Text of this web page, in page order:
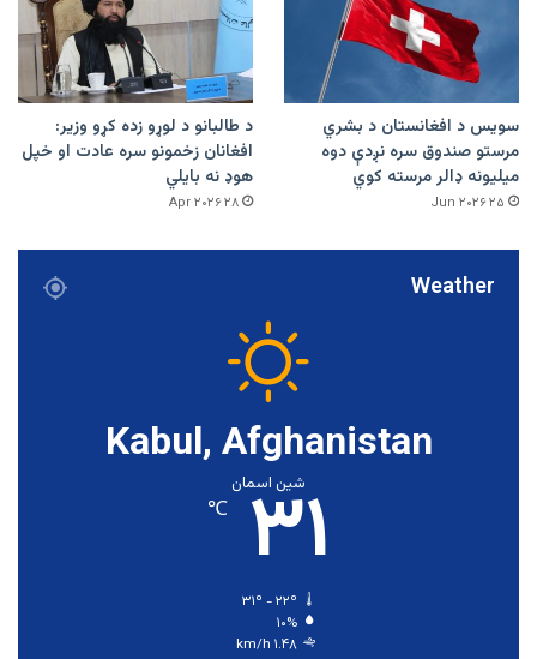
سویس د افغانستان د بشري
مرستو صندوق سره نږدې دوه
میلیونه ډالر مرسته کوي
۲۵ Jun ۲۰۲۶
د طالبانو د لوړو زده کړو وزیر:
افغانان زخمونو سره عادت او خپل
هوډ نه بایلي
۲۸ Apr ۲۰۲۶
Weather
Kabul, Afghanistan
شین اسمان
۳۱ ℃
۱۰%
۱.۴۸ km/h